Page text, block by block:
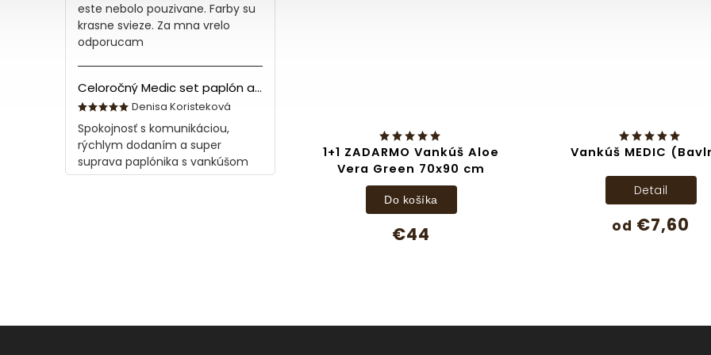
este nebolo pouzivane. Farby su
krasne svieze. Za mna vrelo
odporucam
Celoročný Medic set paplón a vankúš z bavlny
Denisa Koristeková
Spokojnosť s komunikáciou,
rýchlym dodaním a super
suprava paplónika s vankúšom
1+1 ZADARMO Vankúš Aloe
Vera Green 70x90 cm
€44
Do košíka
Vankúš MEDIC
od €7,60
Detail